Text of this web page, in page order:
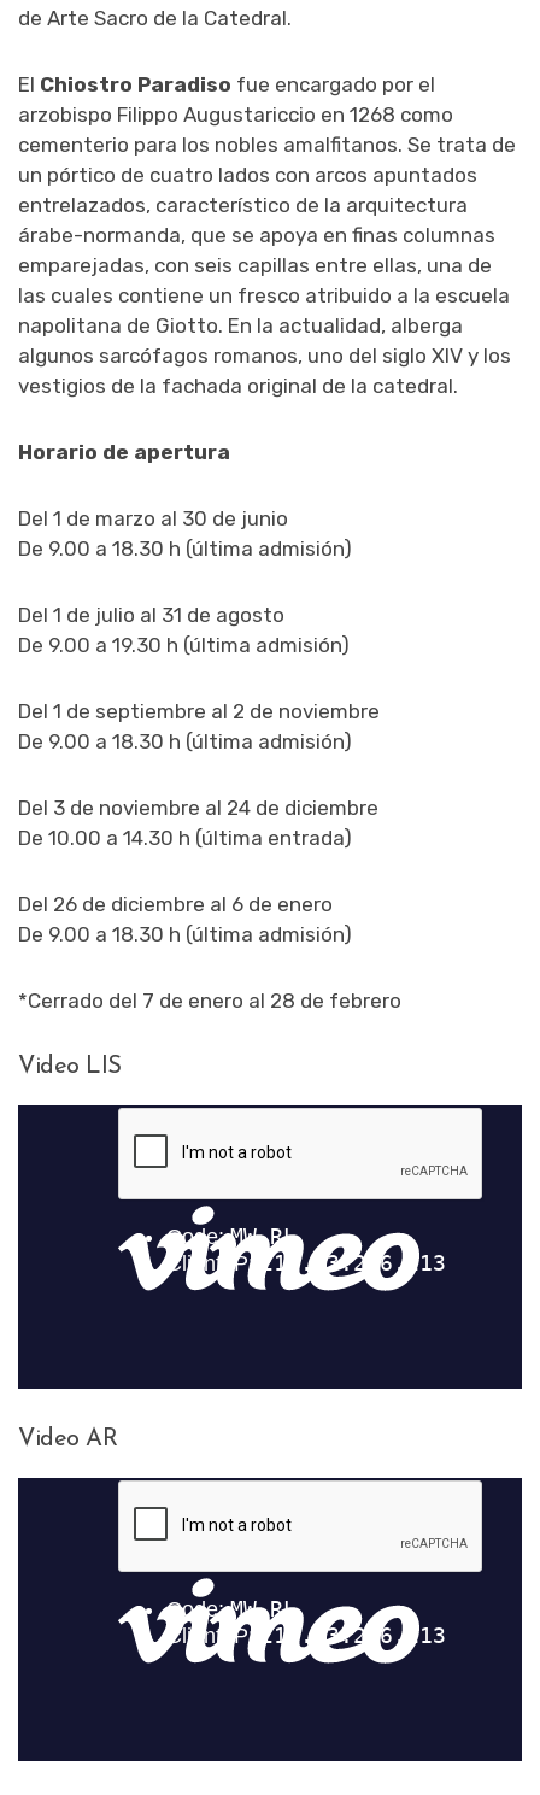
de Arte Sacro de la Catedral.
El Chiostro Paradiso fue encargado por el
arzobispo Filippo Augustariccio en 1268 como
cementerio para los nobles amalfitanos. Se trata de
un pórtico de cuatro lados con arcos apuntados
entrelazados, característico de la arquitectura
árabe-normanda, que se apoya en finas columnas
emparejadas, con seis capillas entre ellas, una de
las cuales contiene un fresco atribuido a la escuela
napolitana de Giotto. En la actualidad, alberga
algunos sarcófagos romanos, uno del siglo XIV y los
vestigios de la fachada original de la catedral.
Horario de apertura
Del 1 de marzo al 30 de junio
De 9.00 a 18.30 h (última admisión)
Del 1 de julio al 31 de agosto
De 9.00 a 19.30 h (última admisión)
Del 1 de septiembre al 2 de noviembre
De 9.00 a 18.30 h (última admisión)
Del 3 de noviembre al 24 de diciembre
De 10.00 a 14.30 h (última entrada)
Del 26 de diciembre al 6 de enero
De 9.00 a 18.30 h (última admisión)
*Cerrado del 7 de enero al 28 de febrero
Video LIS
Video AR